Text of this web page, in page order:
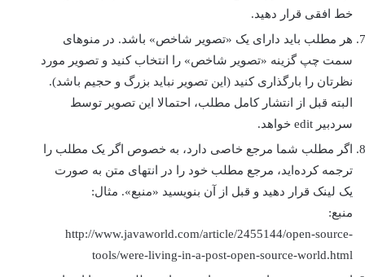
خط افقی قرار دهيد.
هر مطلب باید دارای یک «تصویر شاخص» باشد. در منوهای
سمت چپ گزینه «تصویر شاخص» را انتخاب کنید و تصویر مورد
نظرتان را بارگذاری کنید (اين تصوير نبايد بزرگ و حجيم باشد).
البته قبل از انتشار کامل مطلب، احتمالا این تصویر توسط
سردبیر edit خواهد.
اگر مطلب شما مرجع خاصی دارد، به خصوص اگر يک مطلب را
ترجمه کرده‌ايد، مرجع مطلب خود را در انتهای متن به صورت
يک لينک قرار دهيد و قبل از آن بنويسيد «منبع». مثال:
منبع:
http://www.javaworld.com/article/2455144/open-source-
tools/were-living-in-a-post-open-source-world.html